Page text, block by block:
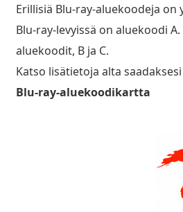
Erillisiä Blu-ray-aluekoodeja on
Blu-ray-levyissä on aluekoodi
aluekoodit, B ja C.
Katso lisätietoja alta
Blu-ray-aluekoodikartta